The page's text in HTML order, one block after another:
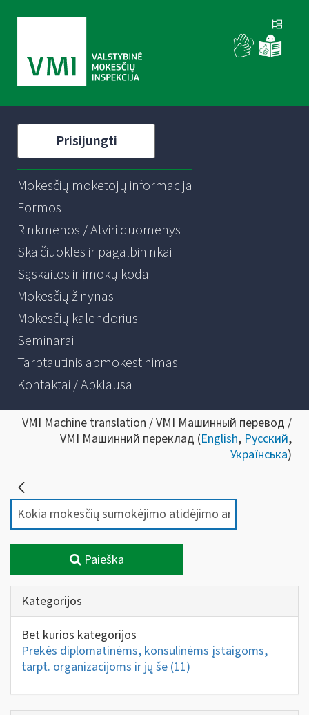
Prisijungti
Mokesčių mokėtojų informacija
Formos
Rinkmenos / Atviri duomenys
Skaičiuoklės ir pagalbininkai
Sąskaitos ir įmokų kodai
Mokesčių žinynas
Mokesčių kalendorius
Seminarai
Tarptautinis apmokestinimas
Kontaktai / Apklausa
VMI Machine translation / VMI Машинный перевод /
VMI Машинний переклад (English, Русский,
Українська)
Paieška
Kategorijos
Bet kurios kategorijos
Prekės diplomatinėms, konsulinėms įstaigoms,
tarpt. organizacijoms ir jų še (11)